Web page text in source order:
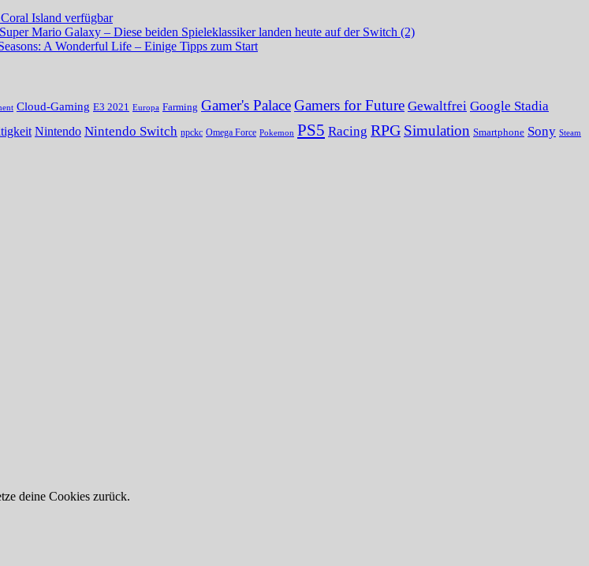
Island verfügbar
Super Mario Galaxy – Diese beiden Spieleklassiker landen heute auf der Switch (2)
A Wonderful Life – Einige Tipps zum Start
Cloud-Gaming E3 2021 Europa Farming Gamer's PalaceGamers for Future Gewaltfrei Google Stadia
Nintendo Nintendo Switch npckc Omega Force Pokemon PS5 Racing RPG Simulation Smartphone Sony Steam
deine Cookies zurück.